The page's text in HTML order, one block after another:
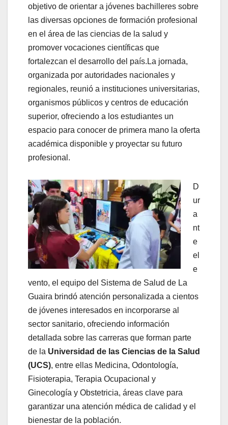
objetivo de orientar a jóvenes bachilleres sobre
las diversas opciones de formación profesional
en el área de las ciencias de la salud y
promover vocaciones científicas que
fortalezcan el desarrollo del país. La jornada,
organizada por autoridades nacionales y
regionales, reunió a instituciones universitarias,
organismos públicos y centros de educación
superior, ofreciendo a los estudiantes un
espacio para conocer de primera mano la oferta
académica disponible y proyectar su futuro
profesional.
D
ur
a
nt
e
el
e
vento, el equipo del Sistema de Salud de La
Guaira brindó atención personalizada a cientos
de jóvenes interesados en incorporarse al
sector sanitario, ofreciendo información
detallada sobre las carreras que forman parte
de la Universidad de las Ciencias de la Salud
(UCS), entre ellas Medicina, Odontología,
Fisioterapia, Terapia Ocupacional y
Ginecología y Obstetricia, áreas clave para
garantizar una atención médica de calidad y el
bienestar de la población.